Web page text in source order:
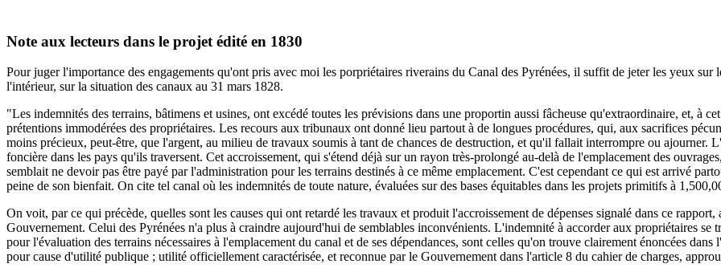
Note aux lecteurs dans le projet édité en 1830
Pour juger l'importance des engagements qu'ont pris avec moi les porpriétaires riverains du Canal des Pyrénées, il suffit de jeter les yeux
l'intérieur, sur la situation des canaux au 31 mars 1828.
"Les indemnités des terrains, bâtimens et usines, ont excédé toutes les prévisions dans une proportin aussi fâcheuse qu'extraordinaire, et, à
prétentions immodérées des propriétaires. Les recours aux tribunaux ont donné lieu partout à de longues procédures, qui, aux sacrifices
moins précieux, peut-être, que l'argent, au milieu de travaux soumis à tant de chances de destruction, et qu'il fallait interrompre ou ajourner.
foncière dans les pays qu'ils traversent. Cet accroissement, qui s'étend déjà sur un rayon très-prolongé au-delà de l'emplacement des
semblait ne devoir pas être payé par l'administration pour les terrains destinés à ce même emplacement. C'est cependant ce qui est arrivé
peine de son bienfait. On cite tel canal où les indemnités de toute nature, évaluées sur des bases équitables dans les projets primitifs à
On voit, par ce qui précède, quelles sont les causes qui ont retardé les travaux et produit l'accroissement de dépenses signalé dans ce
Gouvernement. Celui des Pyrénées n'a plus à craindre aujourd'hui de semblables inconvénients. L'indemnité à accorder aux propriétaires se
pour l'évaluation des terrains nécessaires à l'emplacement du canal et de ses dépendances, sont celles qu'on trouve clairement énoncées
pour cause d'utilité publique ; utilité officiellement caractérisée, et reconnue par le Gouvernement dans l'article 8 du cahier de charges,